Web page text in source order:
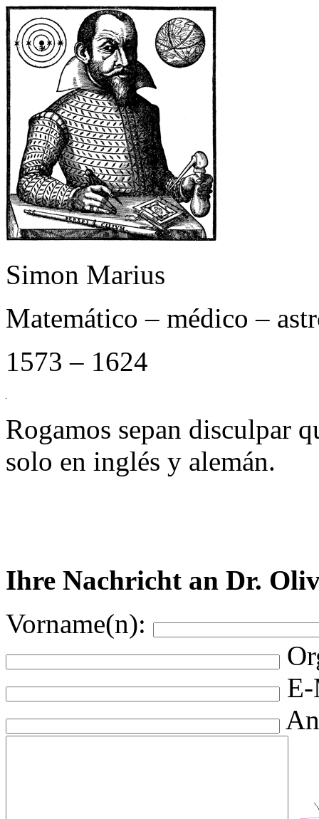
Simon Marius
Matemático – médico –
1573 – 1624
Rogamos sepan disculpar
solo en inglés y alemán.
Ihre Nachricht an Dr.
Vorname(n):